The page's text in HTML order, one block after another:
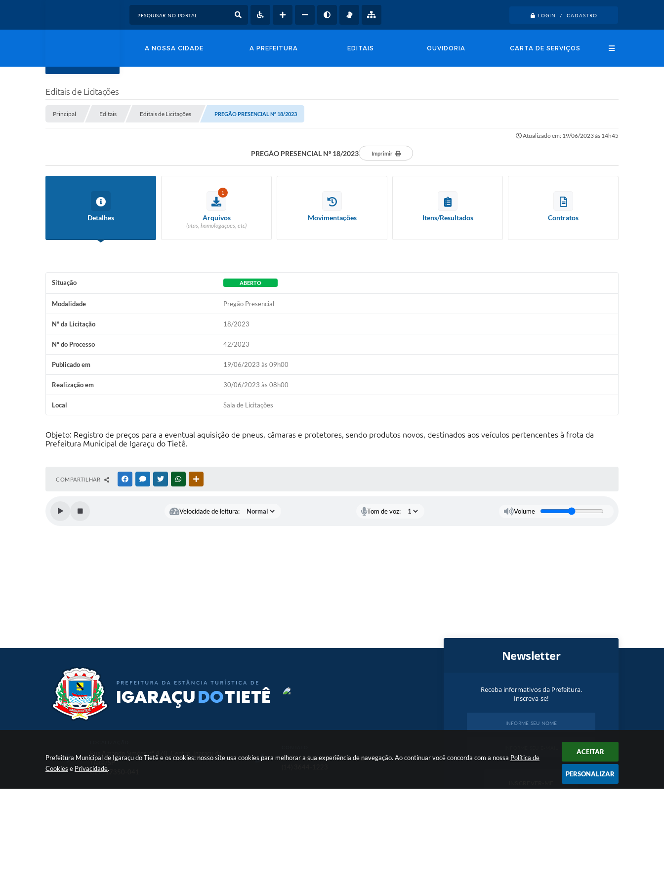
Prefeitura Municipal de Igaraçu do Tietê e os cookies: nosso site usa cookies para melhorar a sua experiência de navegação. Ao continuar você concorda com a nossa Política de
Cookies e Privacidade.
ACEITAR
PERSONALIZAR
LOGIN / CADASTRO
A NOSSA CIDADE A PREFEITURA EDITAIS OUVIDORIA CARTA DE SERVIÇOS
Editais de Licitações
Principal Editais Editais de Licitações PREGÃO PRESENCIAL Nº 18/2023
Atualizado em: 19/06/2023 às 14h45
PREGÃO PRESENCIAL Nº 18/2023 Imprimir
Detalhes
1
Arquivos
(atas, homologações, etc)
Movimentações Itens/Resultados Contratos
Situação ABERTO
Modalidade Pregão Presencial
Nº da Licitação 18/2023
Nº do Processo 42/2023
Publicado em 19/06/2023 às 09h00
Realização em 30/06/2023 às 08h00
Local Sala de Licitações
Objeto: Registro de preços para a eventual aquisição de pneus, câmaras e protetores, sendo produtos novos, destinados aos veículos pertencentes à frota da
Prefeitura Municipal de Igaraçu do Tietê.
COMPARTILHAR FACEBOOKMESSENGER
TWITTERWHATSAPP
Velocidade de leitura: Tom de voz: Volume
Tietê/SP
CEP: 17350-041
gabinete@igaracudotiete.sp.gov.br
Newsletter
Receba informativos da Prefeitura.
Inscreva-se!